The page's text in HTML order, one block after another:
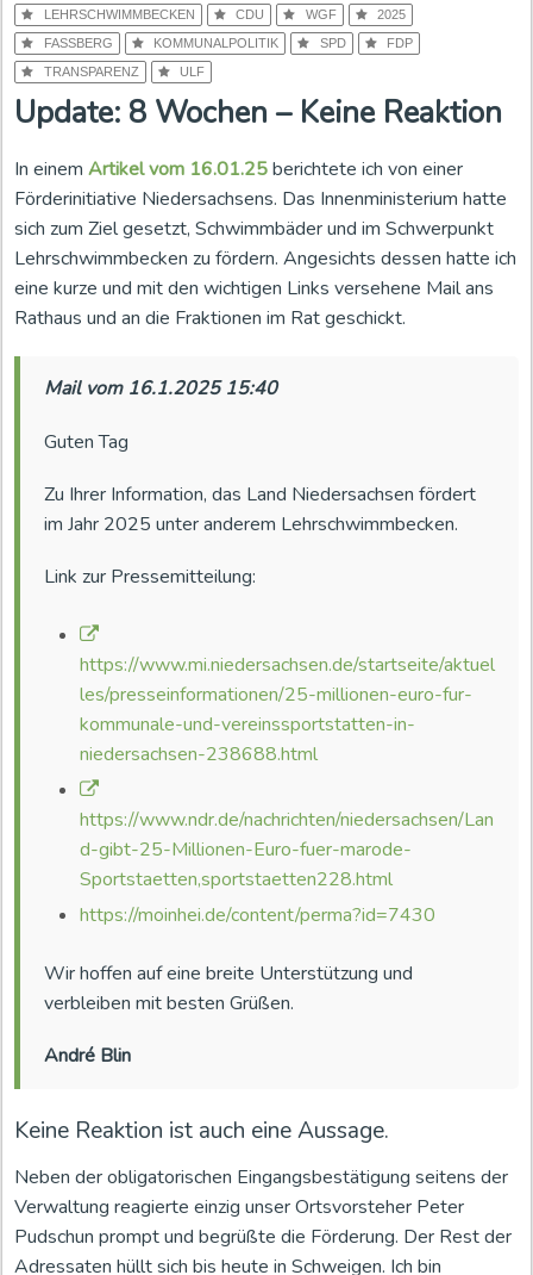
LEHRSCHWIMMBECKEN
CDU WGF
2025
FASSBERG
KOMMUNALPOLITIK SPD
FDP
TRANSPARENZ
ULF
Update: 8 Wochen – Keine Reaktion
In einem Artikel vom 16.01.25berichtete ich von einer
Förderinitiative Niedersachsens. Das Innenministerium hatte
sich zum Ziel gesetzt, Schwimmbäder und im Schwerpunkt
Lehrschwimmbecken zu fördern. Angesichts dessen hatte ich
eine kurze und mit den wichtigen Links versehene Mail ans
Rathaus und an die Fraktionen im Rat geschickt.
Mail vom 16.1.2025 15:40
Guten Tag
Zu Ihrer Information, das Land Niedersachsen fördert
im Jahr 2025 unter anderem Lehrschwimmbecken.
Link zur Pressemitteilung:
https://www.mi.niedersachsen.de/startseite/aktuel
les/presseinformationen/25-millionen-euro-fur-
kommunale-und-vereinssportstatten-in-
niedersachsen-238688.html
https://www.ndr.de/nachrichten/niedersachsen/Lan
d-gibt-25-Millionen-Euro-fuer-marode-
Sportstaetten,sportstaetten228.html
https://moinhei.de/content/perma?id=7430
Wir hoffen auf eine breite Unterstützung und
verbleiben mit besten Grüßen.
André Blin
Keine Reaktion ist auch eine Aussage.
Neben der obligatorischen Eingangsbestätigung seitens der
Verwaltung reagierte einzig unser Ortsvorsteher Peter
Pudschun prompt und begrüßte die Förderung. Der Rest der
Adressaten hüllt sich bis heute in Schweigen. Ich bin